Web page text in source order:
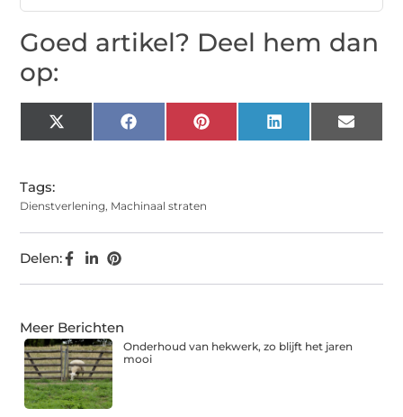
Goed artikel? Deel hem dan
op:
X
(Twitter)
Facebook Pinterest LinkedIn Email
Tags:
Dienstverlening, Machinaal straten
Delen:
Meer Berichten
Onderhoud van hekwerk, zo blijft het jaren
mooi